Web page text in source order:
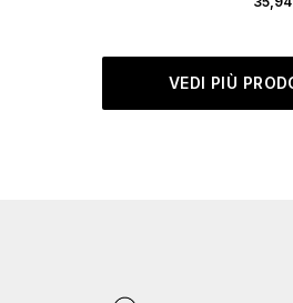
VEDI PIÙ